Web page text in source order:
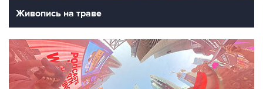
Живопись на траве